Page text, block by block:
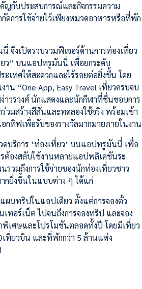
ญกับประสบการณ์และกิจกรรมความ
ดการใช้จ่ายไว้เพียงหมวดอาหารหรือที่พัก
จึงเปิดรวบรวมฟีเจอร์ด้านการท่องเที่ยว
ยว” บนแอปทรูมันนี่ เพื่อยกระดับ
เทศให้สะดวกและไร้รอยต่อยิ่งขึ้น โดย
าน “One App, Easy Travel เที่ยวครบจบ
าวรวงศ์ นักแสดงและนักกีฬาที่ชื่นชอบการ
มสร้างสีสันและทดลองใช้จริง พร้อมเข้า
กทิฟเพื่อรับของรางวัลมากมายภายในงาน
บริการ ‘ท่องเที่ยว’ บนแอปทรูมันนี่ เพื่อ
ต้องสลับใช้งานหลายแอปพลิเคชันระ
รวมถึงการใช้จ่ายของนักท่องเที่ยวชาว
กยิ่งขึ้นในแบบต่าง ๆ ได้แก่
แผนทริปในแอปเดียว ตั้งแต่การจองตั๋ว
ทอร์เน็ต ไปจนถึงการจองทริป และจอง
พิเศษและโปรโมชันตลอดทั้งปี โดยมีเที่ยว
เที่ยวบิน และที่พักกว่า 5 ล้านแห่ง